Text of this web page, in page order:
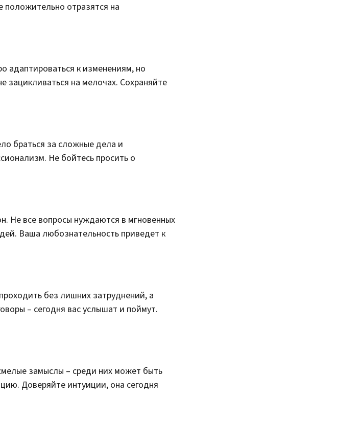
отразятся на
к изменениям, но
зацикливаться на мелочах. Сохраняйте
браться за сложные дела и
Не бойтесь просить о
Не все вопросы нуждаются в мгновенных
Ваша любознательность приведет к
без лишних затруднений, а
– сегодня вас услышат и поймут.
замыслы – среди них может быть
Доверяйте интуиции, она сегодня